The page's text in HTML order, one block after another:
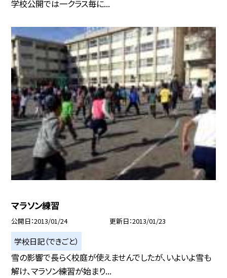
学校公開では一クラス毎に...
マラソン練習
公開日 2013/01/24 更新日 2013/01/23
学校日記（できごと）
雪の影響で長らく校庭が使えませんでしたが、いよいよ雪も
解け、マラソン練習が始まり...